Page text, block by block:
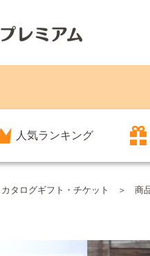
人気ランキング
カタログギフト・チケット 商